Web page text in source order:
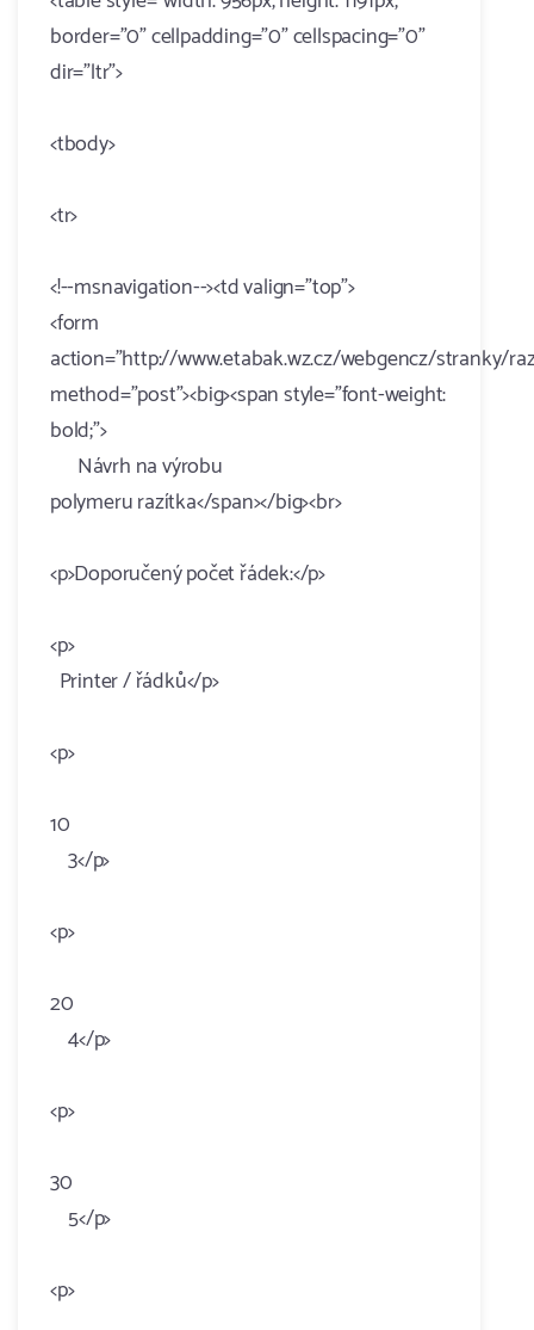
border="0" cellpadding="0" cellspacing="0"
dir="ltr">
<tbody>
<tr>
<!--msnavigation--><td valign="top">
<form
action="http://www.etabak.wz.cz/webgencz/stranky/
method="post"><big><span style="font-weight:
bold;">
Návrh na výrobu
polymeru razítka</span></big><br>
<p>Doporučený počet řádek:</p>
<p>
Printer / řádků</p>
<p>
10
3</p>
<p>
20
4</p>
<p>
30
5</p>
<p>